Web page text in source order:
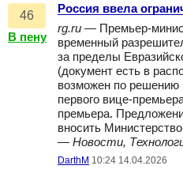
46
В пену
Россия ввела
rg.ru — Премьер-
временный
за пределы
(документ есть в
возможен по решению
первого вице-
премьера.
вносить
— Новости,
DarthM 10:24 14.04.2026